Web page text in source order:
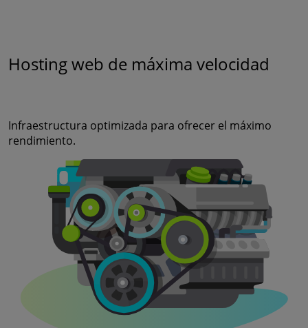
Hosting web de máxima velocidad
Infraestructura optimizada para ofrecer el máximo
rendimiento.